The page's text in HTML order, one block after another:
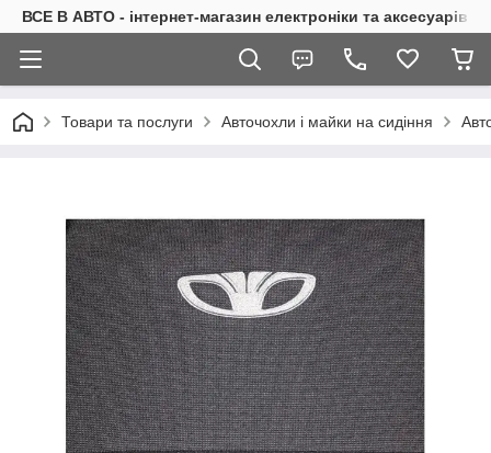
ВСЕ В АВТО - інтернет-магазин електроніки та аксесуарів в
Товари та послуги Авточохли і майки на сидіння